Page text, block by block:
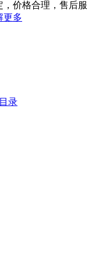
价格合理，售后服
更多